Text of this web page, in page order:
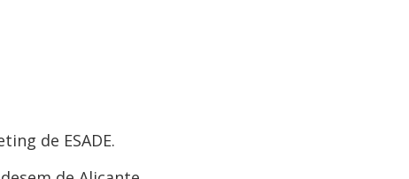
de ESADE.